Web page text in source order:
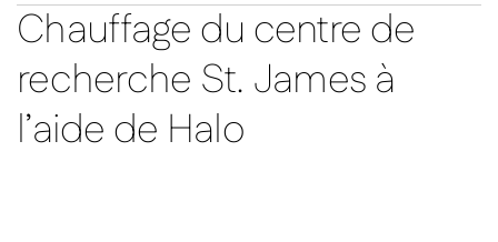
Chauffage du centre de
recherche St. James à
l’aide de Halo